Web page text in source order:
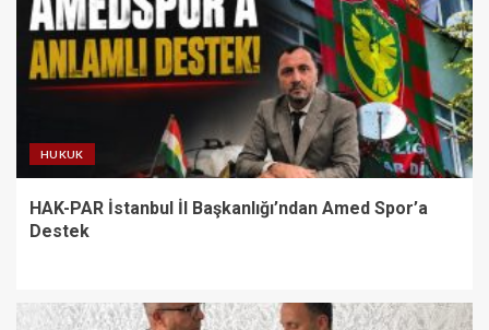
HUKUK
HAK-PAR İstanbul İl Başkanlığı’ndan Amed Spor’a
Destek